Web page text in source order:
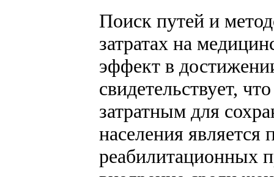
Поиск путей и
затратах на
эффект в
свидетельствует,
затратным для
населения
реабилитационных